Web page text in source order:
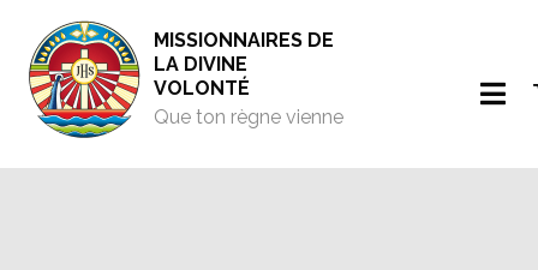
MISSIONNAIRES DE
LA DIVINE
VOLONTÉ
Que ton règne vienne